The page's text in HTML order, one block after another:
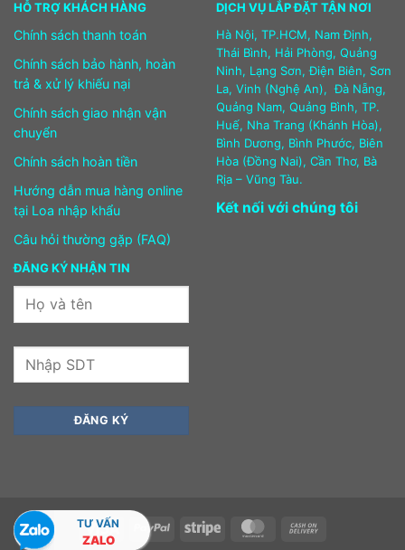
HỖ TRỢ KHÁCH HÀNG
Chính sách thanh toán
Chính sách bảo hành, hoàn
trả & xử lý khiếu nại
Chính sách giao nhận vận
chuyển
Chính sách hoàn tiền
Hướng dẫn mua hàng online
tại Loa nhập khẩu
Câu hỏi thường gặp (FAQ)
ĐĂNG KÝ NHẬN TIN
DỊCH VỤ LẮP ĐẶT TẬN NƠI
Hà Nội, TP.HCM, Nam Định,
Thái Bình, Hải Phòng, Quảng
Ninh, Lạng Sơn, Điện Biên, Sơn
La, Vinh (Nghệ An), Đà Nẵng,
Quảng Nam, Quảng Bình, TP.
Huế, Nha Trang (Khánh Hòa),
Bình Dương, Bình Phước, Biên
Hòa (Đồng Nai), Cần Thơ, Bà
Rịa – Vũng Tàu.
Kết nối với chúng tôi
PayPal Stripe MasterCard
TƯ VẤN
ZALO